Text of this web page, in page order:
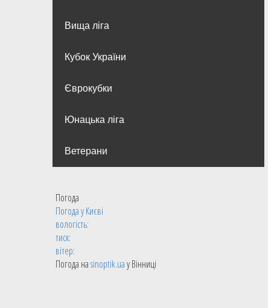
Вища лiга
Кубок України
Єврокубки
Юнацька ліга
Ветерани
Погода
Погода уКиєві
вологість:
тиск:
вітер:
Погода наsinoptik.uaу Вінниці